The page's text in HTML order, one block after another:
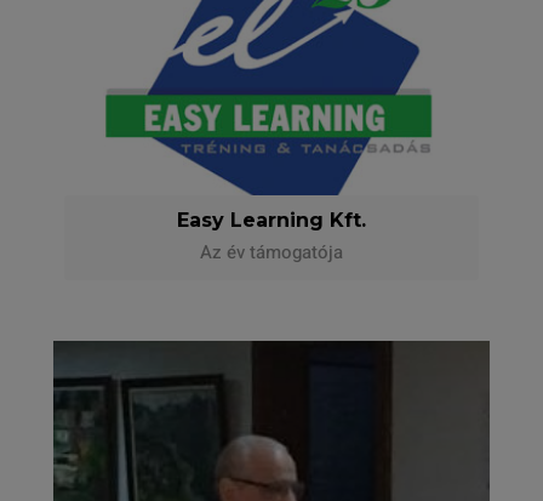
Easy Learning Kft.
Az év támogatója